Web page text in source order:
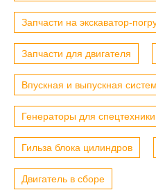
Запчасти на экскаватор-
Запчасти для двигателя
Впускная и выпускная
Генераторы для спецтехники
Гильза блока цилиндров
Двигатель в сборе